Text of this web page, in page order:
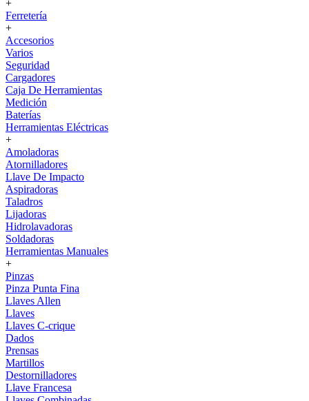
+
Ferretería
+
Accesorios
Varios
Seguridad
Cargadores
Caja De Herramientas
Medición
Baterías
Herramientas Eléctricas
+
Amoladoras
Atornilladores
Llave De Impacto
Aspiradoras
Taladros
Lijadoras
Hidrolavadoras
Soldadoras
Herramientas Manuales
+
Pinzas
Pinza Punta Fina
Llaves Allen
Llaves
Llaves C-crique
Dados
Prensas
Martillos
Destornilladores
Llave Francesa